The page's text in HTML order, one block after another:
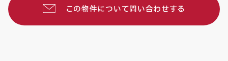
この物件について問い合わせする